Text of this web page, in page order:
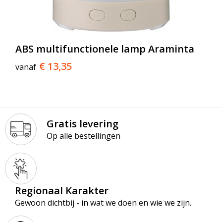
ABS multifunctionele lamp Araminta
vanaf € 13,35
Gratis levering
Op alle bestellingen
Regionaal Karakter
Gewoon dichtbij - in wat we doen en wie we zijn.